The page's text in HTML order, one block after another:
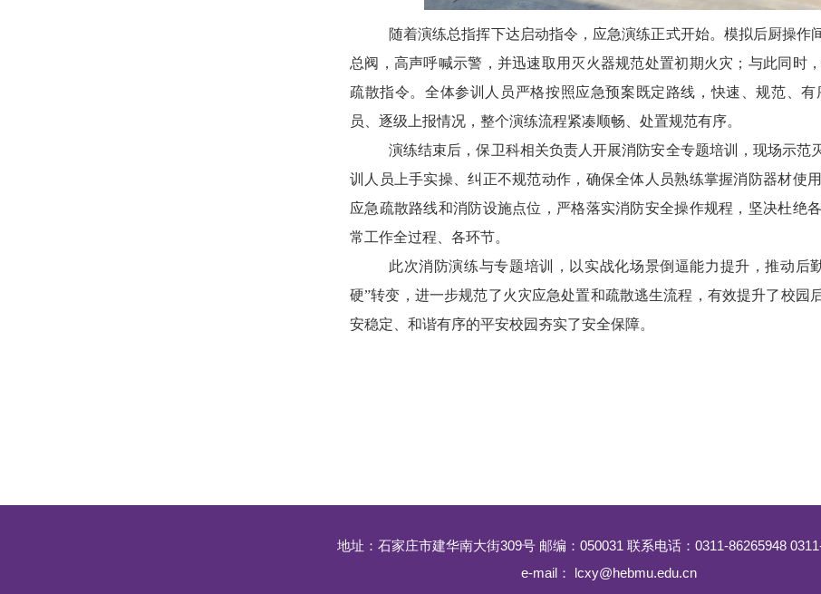
随着演练总指挥下达启动指令，应急演练正式开始。模拟后厨操
总阀，高声呼喊示警，并迅速取用灭火器规范处置初期火灾；与此同时
疏散指令。全体参训人员严格按照应急预案既定路线，快速、规范、
员、逐级上报情况，整个演练流程紧凑顺畅、处置规范有序。
演练结束后，保卫科相关负责人开展消防安全专题培训，现场示范
训人员上手实操、纠正不规范动作，确保全体人员熟练掌握消防器材使
应急疏散路线和消防设施点位，严格落实消防安全操作规程，坚决杜绝
常工作全过程、各环节。
此次消防演练与专题培训，以实战化场景倒逼能力提升，推动后
硬”转变，进一步规范了火灾应急处置和疏散逃生流程，有效提升了校园
安稳定、和谐有序的平安校园夯实了安全保障。
地址：石家庄市建华南大街309号 邮编：050031 联系电话：0311-86265948
e-mail： lcxy@hebmu.edu.cn